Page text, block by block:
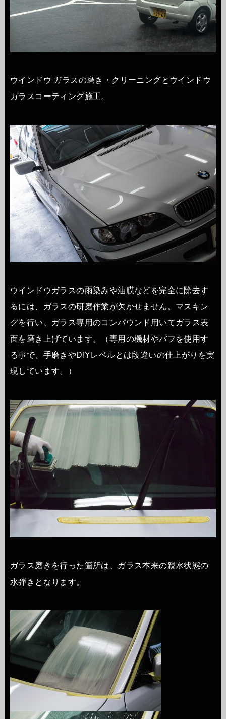
ウインドウ ガラスの磨き・クリーニングとウインドウ
ガラスコーティング施工。
ウインドウガラスの雨染みや油膜などを完全に除去す
るには、ガラスの研磨作業が欠かせません。マスキン
グを行い、ガラス専用のコンパウンド用いてガラス表
面を磨き上げています。（専用の機材やバフを使用す
る事で、手磨きやDIYレベルとは段違いの仕上がりを実
現しています。）
ガラス磨きを行った箇所は、ガラス本来の親水状態の
水弾きとなります。